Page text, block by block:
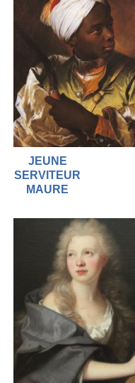
JEUNE
SERVITEUR
MAURE